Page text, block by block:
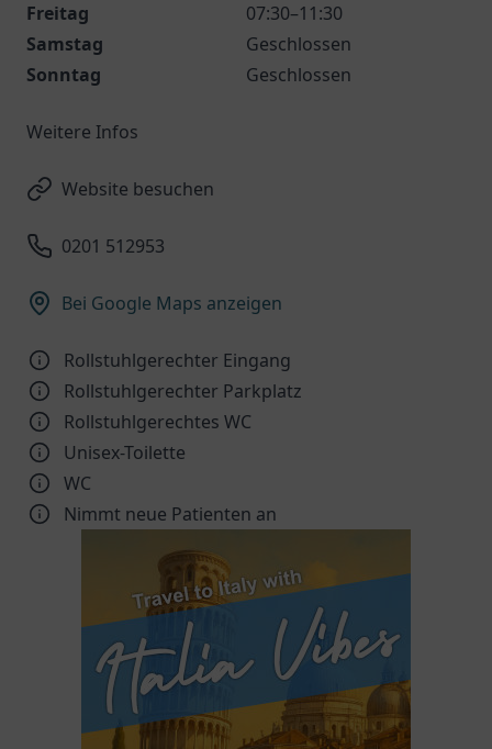
Freitag
07:30–11:30
Samstag
Geschlossen
Sonntag
Geschlossen
Weitere Infos
Website besuchen
0201 512953
Bei Google Maps anzeigen
Rollstuhlgerechter Eingang
Rollstuhlgerechter Parkplatz
Rollstuhlgerechtes WC
Unisex-Toilette
WC
Nimmt neue Patienten an